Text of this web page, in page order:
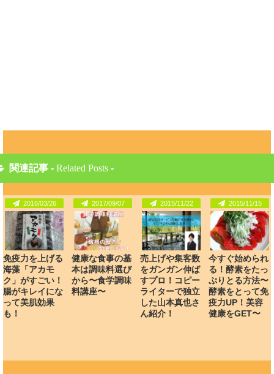
関連記事 - Related Posts -
2016/03/26
免疫力を上げる
海藻「アカモ
ク」がすごい！
腸がキレイにな
って美肌効果
も！
2017/09/07
健康な食事の基
本は調味料選び
から〜食学調味
料講座〜
2015/11/22
売上げや集客数
をガンガン伸ば
すプロ！コピー
ライターで独立
した山本真也さ
ん紹介！
2015/11/15
今すぐ始められ
る！酵素をたっ
ぷりとる方法〜
酵素をとって免
疫力UP！美容
健康をGET〜